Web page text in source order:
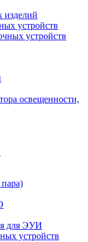
изделий
устройств
устройств
освещенности,
для ЭУИ
устройств